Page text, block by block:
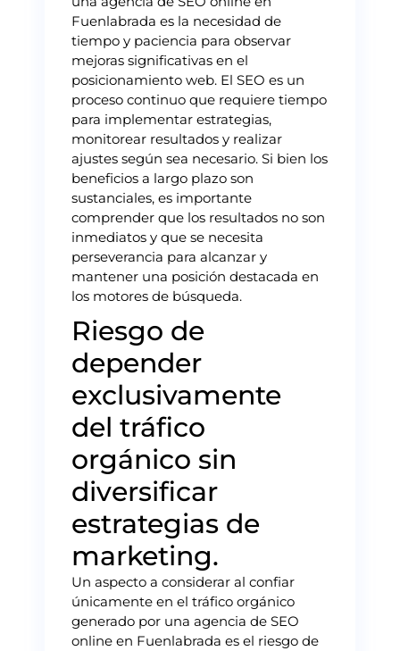
Fuenlabrada es la necesidad de
tiempo y paciencia para observar
mejoras significativas en el
posicionamiento web. El SEO es un
proceso continuo que requiere tiempo
para implementar estrategias,
monitorear resultados y realizar
ajustes según sea necesario. Si bien los
beneficios a largo plazo son
sustanciales, es importante
comprender que los resultados no son
inmediatos y que se necesita
perseverancia para alcanzar y
mantener una posición destacada en
los motores de búsqueda.
Riesgo de
depender
exclusivamente
del tráfico
orgánico sin
diversificar
estrategias de
marketing.
Un aspecto a considerar al confiar
únicamente en el tráfico orgánico
generado por una agencia de SEO
online en Fuenlabrada es el riesgo de